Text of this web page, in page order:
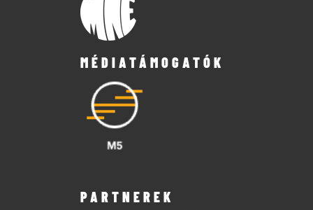
MÉDIATÁMOGATÓK
PARTNEREK